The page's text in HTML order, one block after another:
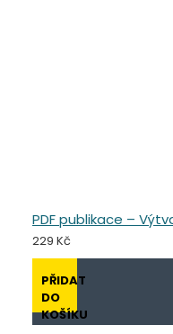
229 Kč
PŘIDAT
DO
KOŠÍKU